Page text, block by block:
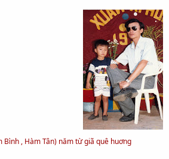
Bình , Hàm Tân) năm từ giã quê huơng